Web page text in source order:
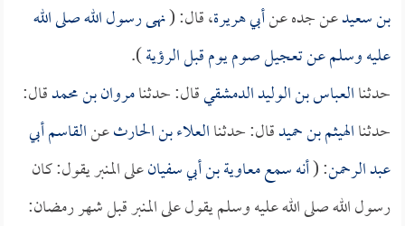
بن سعيدعن جده عنأبي هريرة، قال: (نهى رسول الله صلى الله
عليه وسلم عن تعجيل صوم يوم قبل الرؤية).
حدثناالعباس بن الوليد الدمشقيقال: حدثنامروان بن محمدقال:
حدثناالهيثم بن حميدقال: حدثناالعلاء بن الحارثعنالقاسم أبي
عبد الرحمن: (أنه سمعمعاوية بن أبي سفيانعلى المنبر يقول: كان
رسول الله صلى الله عليه وسلم يقول على المنبر قبل شهر رمضان: